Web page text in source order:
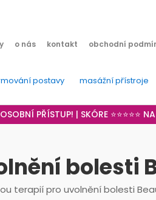
o nás kontakt obchodní
postavy masážní přístroje
PŘÍSTUP! | SKÓRE ⭐⭐⭐⭐⭐
bolesti
terapií pro uvolnění bolesti